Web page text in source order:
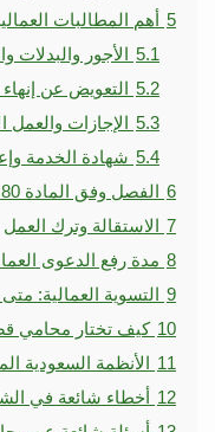
5 أهم المطالبات
5.1 الأجور والبدلات
5.2 التعويض عن إنهاء
5.3 الإجازات والعمل
5.4 شهادة الخدمة
6 الفصل وفق المادة 80 من نظام العمل
7 الاستقالة وترك العمل
8 مدة رفع الدعوى
9 التسوية العمالية:
10 كيف تختار محامي
11 الأنظمة السعودية
12 أخطاء شائعة في